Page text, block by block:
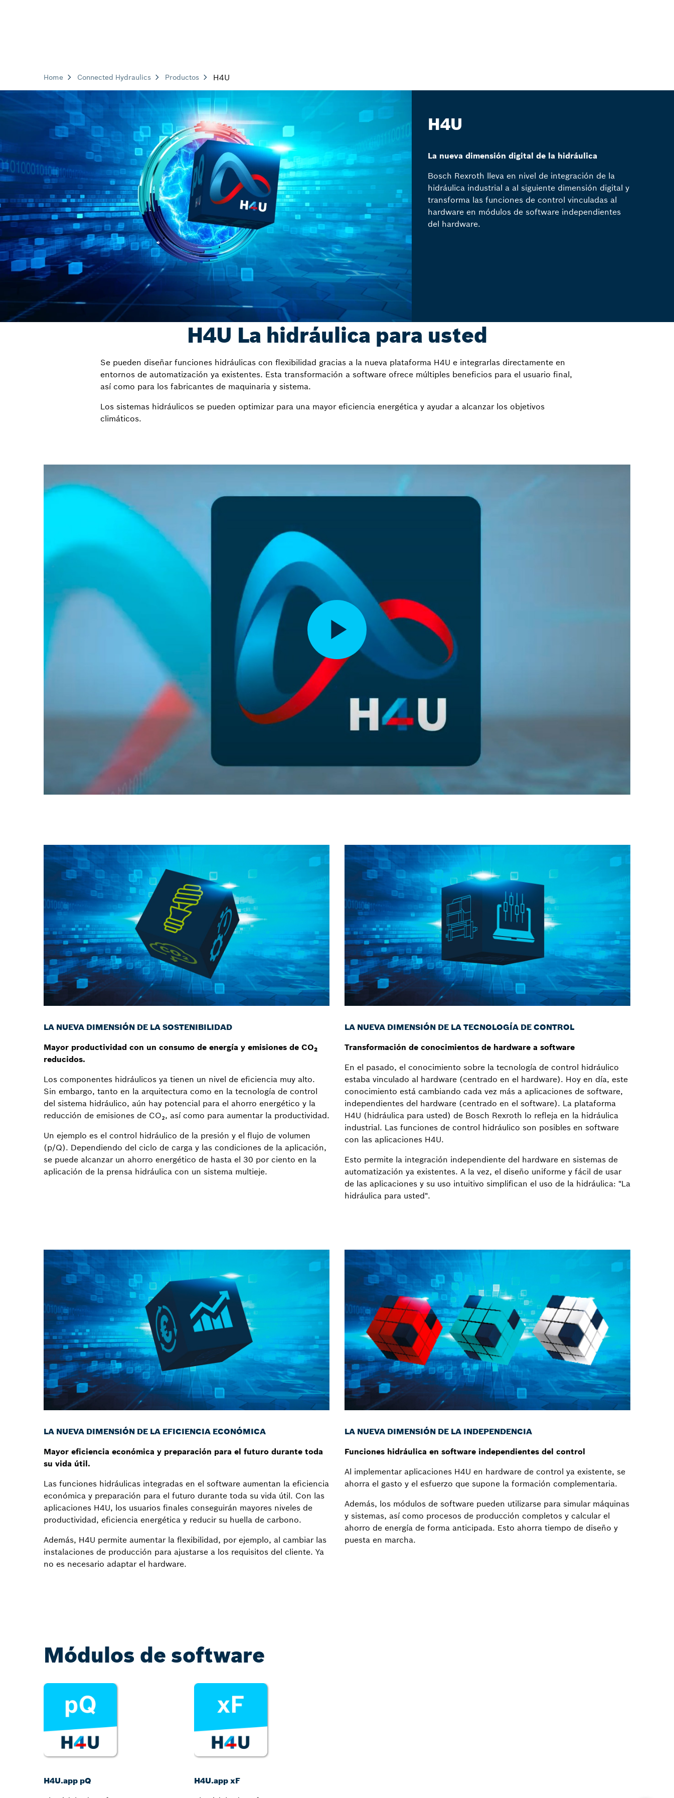
Home Connected Hydraulics Productos H4U
H4U
La nueva dimensión digital de la hidráulica
Bosch Rexroth lleva en nivel de integración de la
hidráulica industrial a al siguiente dimensión digital y
transforma las funciones de control vinculadas al
hardware en módulos de software independientes
del hardware.
H4U La hidráulica para usted
Se pueden diseñar funciones hidráulicas con flexibilidad gracias a la nueva plataforma H4U e integrarlas directamente en
entornos de automatización ya existentes. Esta transformación a software ofrece múltiples beneficios para el usuario final,
así como para los fabricantes de maquinaria y sistema.
Los sistemas hidráulicos se pueden optimizar para una mayor eficiencia energética y ayudar a alcanzar los objetivos
climáticos.
LA NUEVA DIMENSIÓN DE LA SOSTENIBILIDAD
Mayor productividad con un consumo de energía y emisiones de CO₂
reducidos.
Los componentes hidráulicos ya tienen un nivel de eficiencia muy alto.
Sin embargo, tanto en la arquitectura como en la tecnología de control
del sistema hidráulico, aún hay potencial para el ahorro energético y la
reducción de emisiones de CO₂, así como para aumentar la productividad.
Un ejemplo es el control hidráulico de la presión y el flujo de volumen
(p/Q). Dependiendo del ciclo de carga y las condiciones de la aplicación,
se puede alcanzar un ahorro energético de hasta el 30 por ciento en la
aplicación de la prensa hidráulica con un sistema multieje.
LA NUEVA DIMENSIÓN DE LA TECNOLOGÍA DE CONTROL
Transformación de conocimientos de hardware a software
En el pasado, el conocimiento sobre la tecnología de control hidráulico
estaba vinculado al hardware (centrado en el hardware). Hoy en día, este
conocimiento está cambiando cada vez más a aplicaciones de software,
independientes del hardware (centrado en el software). La plataforma
H4U (hidráulica para usted) de Bosch Rexroth lo refleja en la hidráulica
industrial. Las funciones de control hidráulico son posibles en software
con las aplicaciones H4U.
Esto permite la integración independiente del hardware en sistemas de
automatización ya existentes. A la vez, el diseño uniforme y fácil de usar
de las aplicaciones y su uso intuitivo simplifican el uso de la hidráulica: "La
hidráulica para usted".
LA NUEVA DIMENSIÓN DE LA EFICIENCIA ECONÓMICA
Mayor eficiencia económica y preparación para el futuro durante toda
su vida útil.
Las funciones hidráulicas integradas en el software aumentan la eficiencia
económica y preparación para el futuro durante toda su vida útil. Con las
aplicaciones H4U, los usuarios finales conseguirán mayores niveles de
productividad, eficiencia energética y reducir su huella de carbono.
Además, H4U permite aumentar la flexibilidad, por ejemplo, al cambiar las
instalaciones de producción para ajustarse a los requisitos del cliente. Ya
no es necesario adaptar el hardware.
LA NUEVA DIMENSIÓN DE LA INDEPENDENCIA
Funciones hidráulica en software independientes del control
Al implementar aplicaciones H4U en hardware de control ya existente, se
ahorra el gasto y el esfuerzo que supone la formación complementaria.
Además, los módulos de software pueden utilizarse para simular máquinas
y sistemas, así como procesos de producción completos y calcular el
ahorro de energía de forma anticipada. Esto ahorra tiempo de diseño y
puesta en marcha.
Módulos de software
H4U.app pQ
H4U.app xF